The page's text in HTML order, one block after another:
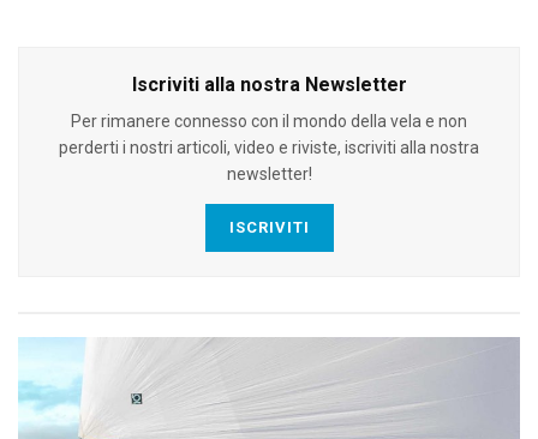
Iscriviti alla nostra Newsletter
Per rimanere connesso con il mondo della vela e non
perderti i nostri articoli, video e riviste, iscriviti alla nostra
newsletter!
ISCRIVITI